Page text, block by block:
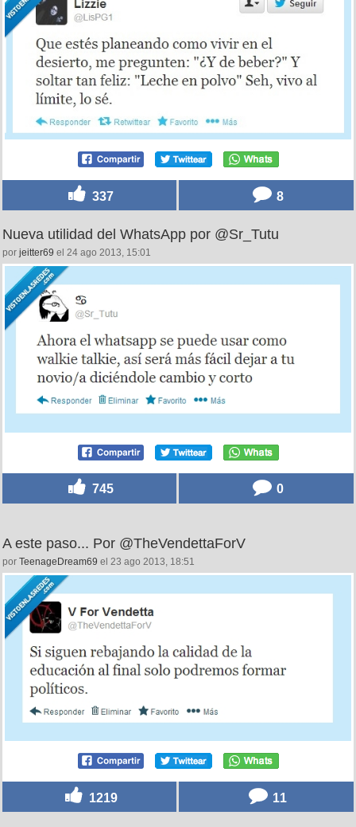
337 8
Nueva utilidad del WhatsApp por @Sr_Tutu
por jeitter69 el 24 ago 2013, 15:01
745 0
A este paso... Por @TheVendettaForV
por TeenageDream69 el 23 ago 2013, 18:51
1219 11